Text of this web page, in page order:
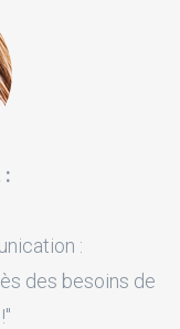
:
:
des besoins de